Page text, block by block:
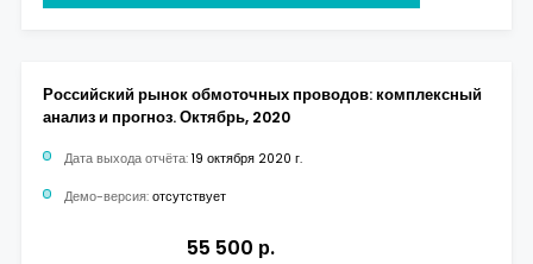
Российский рынок обмоточных проводов: комплексный
анализ и прогноз. Октябрь, 2020
Дата выхода отчёта: 19 октября 2020 г.
Демо-версия: отсутствует
55 500 р.